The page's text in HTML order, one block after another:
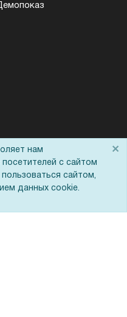
нам
с сайтом
сайтом,
данных cookie.
×